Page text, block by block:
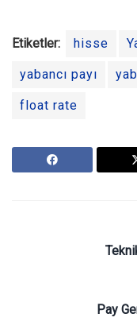
Etiketler: hisse
yabancı payı
float rate
Pay